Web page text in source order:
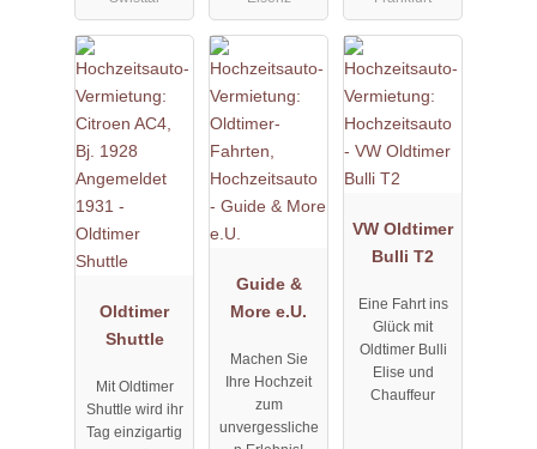
Oldtimer
Shuttle
Mit Oldtimer
Shuttle wird ihr
Tag einzigartig
Guide &
More e.U.
Machen Sie
Ihre Hochzeit
zum
unvergessliche
VW Oldtimer
Bulli T2
Eine Fahrt ins
Glück mit
Oldtimer Bulli
Elise und
Chauffeur